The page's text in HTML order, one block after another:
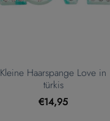
Kleine Haarspange Love in
türkis
€14,95